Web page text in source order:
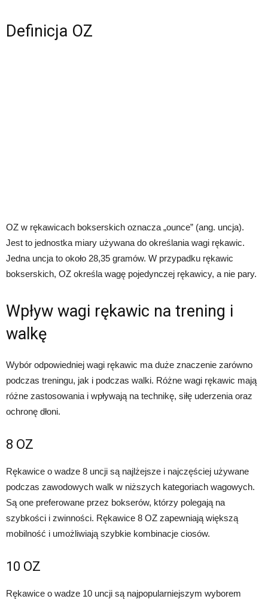
Definicja OZ
OZ w rękawicach bokserskich oznacza „ounce” (ang. uncja).
Jest to jednostka miary używana do określania wagi rękawic.
Jedna uncja to około 28,35 gramów. W przypadku rękawic
bokserskich, OZ określa wagę pojedynczej rękawicy, a nie pary.
Wpływ wagi rękawic na trening i
walkę
Wybór odpowiedniej wagi rękawic ma duże znaczenie zarówno
podczas treningu, jak i podczas walki. Różne wagi rękawic mają
różne zastosowania i wpływają na technikę, siłę uderzenia oraz
ochronę dłoni.
8 OZ
Rękawice o wadze 8 uncji są najlżejsze i najczęściej używane
podczas zawodowych walk w niższych kategoriach wagowych.
Są one preferowane przez bokserów, którzy polegają na
szybkości i zwinności. Rękawice 8 OZ zapewniają większą
mobilność i umożliwiają szybkie kombinacje ciosów.
10 OZ
Rękawice o wadze 10 uncji są najpopularniejszym wyborem